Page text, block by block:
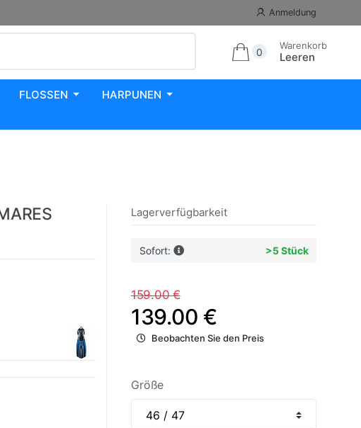
Anmeldung
0
Warenkorb
Leeren
FLOSSEN
HARPUNEN
Lagerverfügbarkeit
Sofort: >5 Stück
159.00 €
139.00 €
Beobachten Sie den Preis
Größe